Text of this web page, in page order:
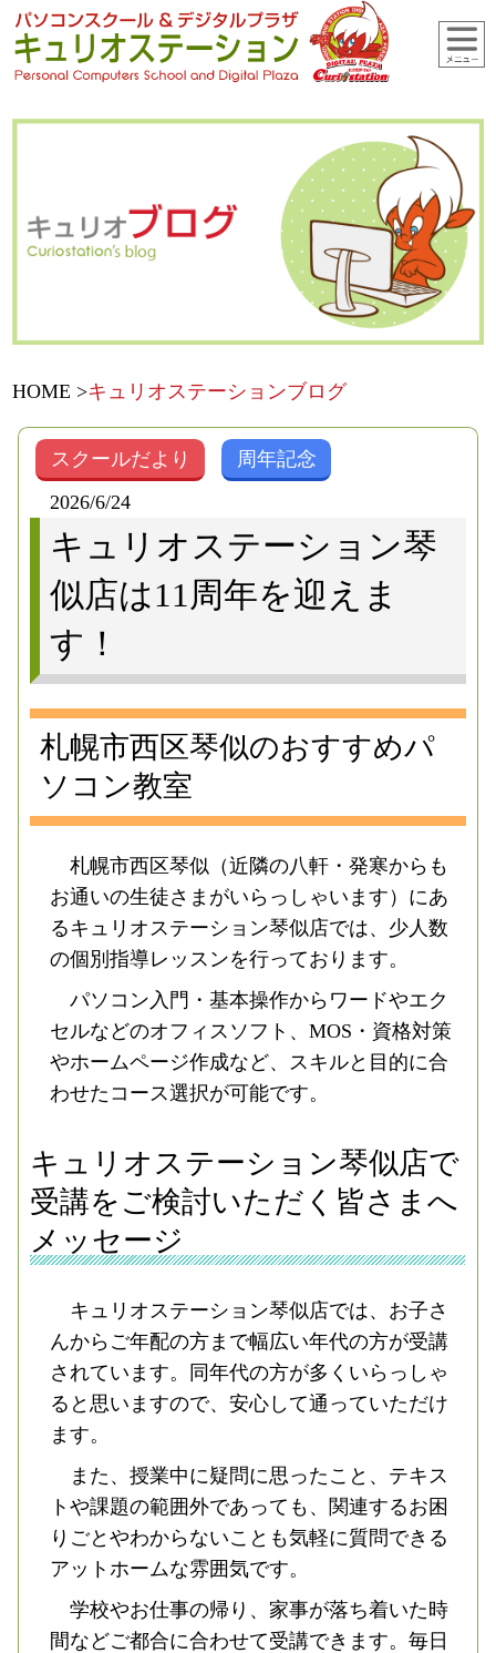
HOME キュリオステーションブログ
スクールだより
周年記念
2026/6/24
キュリオステーション琴
似店は11周年を迎えま
す！
札幌市西区琴似のおすすめパ
ソコン教室
札幌市西区琴似（近隣の八軒・発寒からも
お通いの生徒さまがいらっしゃいます）にあ
るキュリオステーション琴似店では、少人数
の個別指導レッスンを行っております。
パソコン入門・基本操作からワードやエク
セルなどのオフィスソフト、MOS・資格対策
やホームページ作成など、スキルと目的に合
わせたコース選択が可能です。
キュリオステーション琴似店で
受講をご検討いただく皆さまへ
メッセージ
キュリオステーション琴似店では、お子さ
んからご年配の方まで幅広い年代の方が受講
されています。同年代の方が多くいらっしゃ
ると思いますので、安心して通っていただけ
ます。
また、授業中に疑問に思ったこと、テキス
トや課題の範囲外であっても、関連するお困
りごとやわからないことも気軽に質問できる
アットホームな雰囲気です。
学校やお仕事の帰り、家事が落ち着いた時
間などご都合に合わせて受講できます。毎日